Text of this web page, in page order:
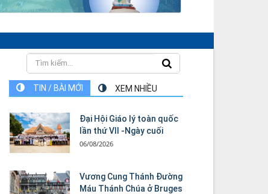
TIN / BÀI MỚI XEM NHIỀU
Đại Hội Giáo lý toàn quốc
lần thứ VII -Ngày cuối
06/08/2026
Vương Cung Thánh Ðường
Máu Thánh Chúa ở Bruges